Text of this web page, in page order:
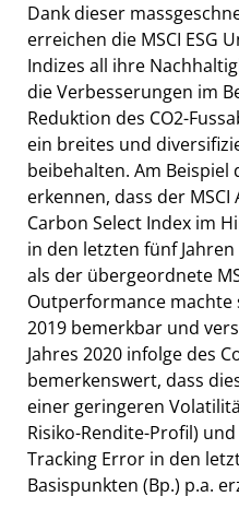
Dank dieser
erreichen die MSCI ESG
Indizes all ihre
die Verbesserungen im
Reduktion des CO2-
ein breites und
beibehalten. Am Beispiel
erkennen, dass der MSCI
Carbon Select Index im
in den letzten fünf
als der übergeordnete
Outperformance machte
2019 bemerkbar und
Jahres 2020 infolge des
bemerkenswert, dass
einer geringeren
Risiko-Rendite-Profil)
Tracking Error in den
Basispunkten (Bp.) p.a.